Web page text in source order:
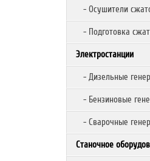
- Осушители
- Подготовка
Электростанции
- Дизельные
- Бензиновые
- Сварочные
Станочное